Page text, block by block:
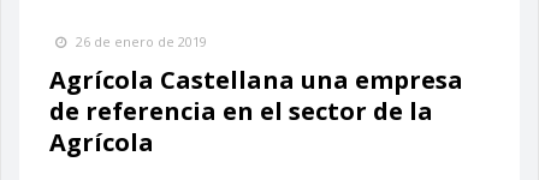
26 de enero de 2019
Agrícola Castellana una empresa
de referencia en el sector de la
Agrícola